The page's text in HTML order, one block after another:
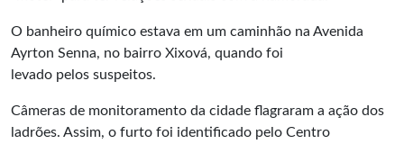
O banheiro químico estava em um caminhão na Avenida
Ayrton Senna, no bairro Xixová, quando foi
levado pelos suspeitos.
Câmeras de monitoramento da cidade flagraram a ação dos
ladrões. Assim, o furto foi identificado pelo Centro